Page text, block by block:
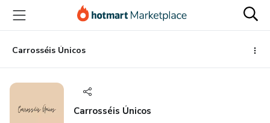
para
conteúdo
principal
para
pagamento
para
rodapé
Carrosséis Únicos
Carrosséis Únicos